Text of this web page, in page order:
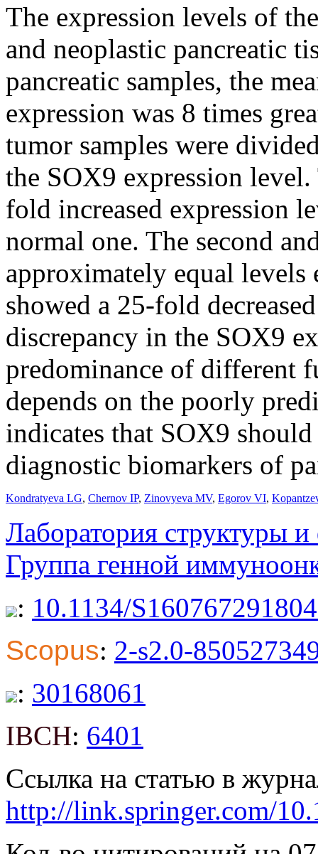
The expression levels of
and neoplastic pancreatic
pancreatic samples, the
expression was 8 times
tumor samples were
the SOX9 expression
fold increased expression
normal one. The second
approximately equal
showed a 25-fold
discrepancy in the SOX9
predominance of different
depends on the poorly
indicates that SOX9
diagnostic biomarkers of
Kondratyeva LG, Chernov IP, Zinovyeva MV, Egorov VI,
Лаборатория структуры
Группа генной
: 10.1134/
Scopus: 2-s2.0-
: 30168061
IBCH: 6401
Ссылка на статью в
http://link.springer.com/